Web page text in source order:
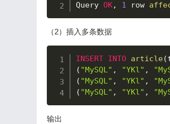
Query OK, 1 row
（2）插入多条数据
INSERT INTO article(
( "MySQL" , "YKl" ,
( "MySQL" , "YKl" ,
( "MySQL" , "YKl" ,
输出